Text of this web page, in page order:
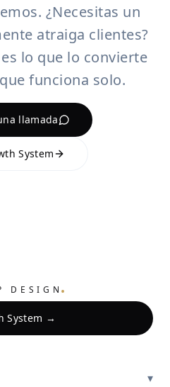
¿Necesitas un
atraiga clientes?
lo que lo convierte
funciona solo.
llamada
System
DESIGN.
System →
▾